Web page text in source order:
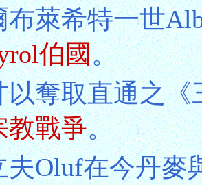
布萊希特一世
伯國。
以奪取直通之
教戰爭。
夫Oluf在今丹麥